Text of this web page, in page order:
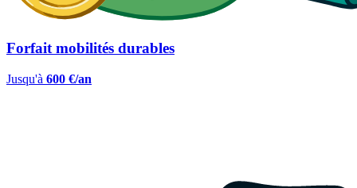
Forfait mobilités durables
Jusqu'à 600 €/an